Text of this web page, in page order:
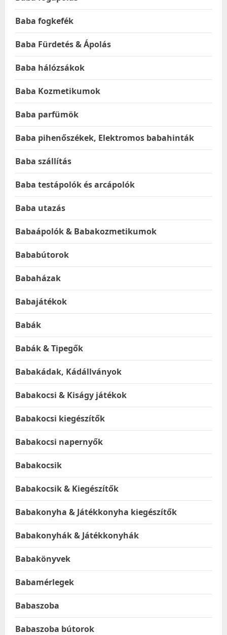
Baba fogkefék
Baba Fürdetés & Ápolás
Baba hálózsákok
Baba Kozmetikumok
Baba parfümök
Baba pihenőszékek, Elektromos babahinták
Baba szállítás
Baba testápolók és arcápolók
Baba utazás
Babaápolók & Babakozmetikumok
Bababútorok
Babaházak
Babajátékok
Babák
Babák & Tipegők
Babakádak, Kádállványok
Babakocsi & Kiságy játékok
Babakocsi kiegészítők
Babakocsi napernyők
Babakocsik
Babakocsik & Kiegészítők
Babakonyha & Játékkonyha kiegészítők
Babakonyhák & Játékkonyhák
Babakönyvek
Babamérlegek
Babaszoba
Babaszoba bútorok